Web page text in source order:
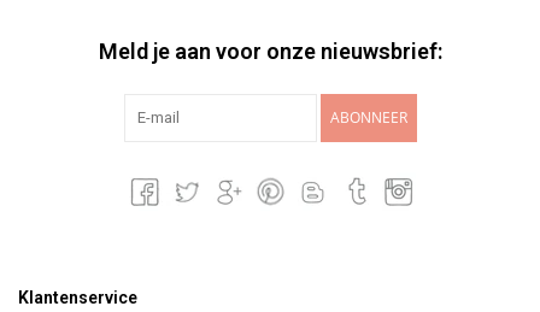
Meld je aan voor onze nieuwsbrief:
ABONNEER
Klantenservice